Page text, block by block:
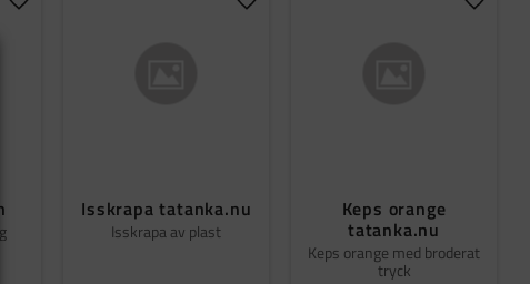
Lägg till i favoriter
Isskrapa tatanka.nu
Isskrapa av plast
Lägg till i favoriter
Keps orange
tatanka.nu
Keps orange med broderat
tryck
Lägg